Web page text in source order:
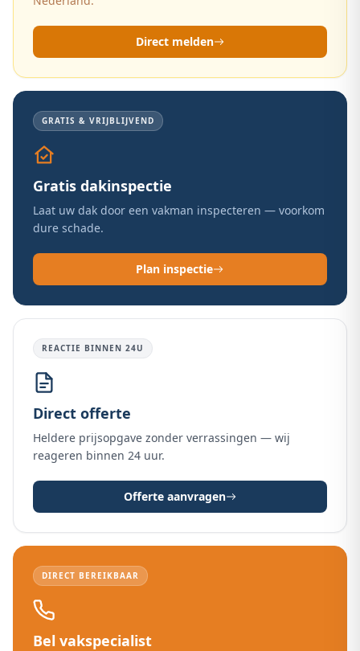
Direct melden
GRATIS & VRIJBLIJVEND
Gratis dakinspectie
Laat uw dak door een vakman inspecteren — voorkom
dure schade.
Plan inspectie
REACTIE BINNEN 24U
Direct offerte
Heldere prijsopgave zonder verrassingen — wij
reageren binnen 24 uur.
Offerte aanvragen
DIRECT BEREIKBAAR
Bel vakspecialist